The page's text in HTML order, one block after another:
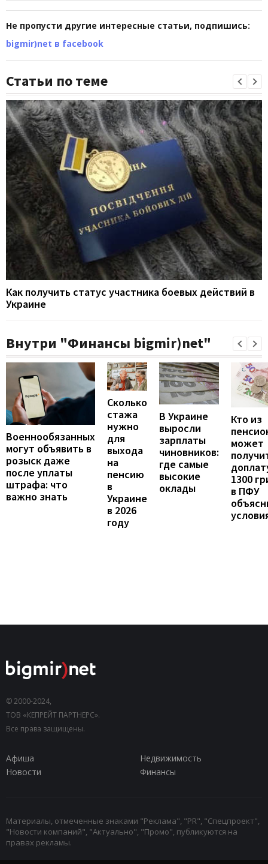
Не пропусти другие интересные статьи, подпишись:
bigmir)net в facebook
Статьи по теме
Как получить статус участника боевых действий в
Украине
Внутри "Финансы bigmir)net"
Военнообязанных
могут объявить в
розыск даже
после уплаты
штрафа: что
важно знать
Сколько
стажа
нужно
для
выхода
на
пенсию
в
Украине
в 2026
году
В Украине
выросли
зарплаты
чиновников:
где самые
высокие
оклады
Кто из
может
1300
в ПФУ
© 2000-2024,
ТОВ «КЕПРЕЙТ ПАРТНЕРС».
Все права защищены.
Афиша
Недвижимость
Новости
Финансы
Материалы, отмеченные знаками "Реклама", "PR", "Спецпроект",
"Новости компаний", "Актуально", "Промо", публикуются на
правах рекламы.